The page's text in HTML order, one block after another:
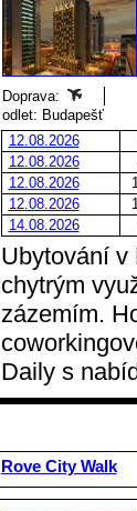
Doprava:
odlet: Budapešť
12.08.2026
12.08.2026
12.08.2026
12.08.2026
14.08.2026
Ubytování v
chytrým
zázemím.
Daily s
Rove City Walk